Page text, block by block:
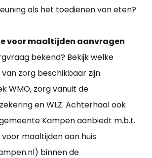
als het toedienen van eten?
voor maaltijden aanvragen
bekend? Bekijk welke
zorg beschikbaar zijn.
WMO, zorg vanuit de
en WLZ. Achterhaal ook
Kampen aanbiedt m.b.t.
voor maaltijden aan huis
binnen de